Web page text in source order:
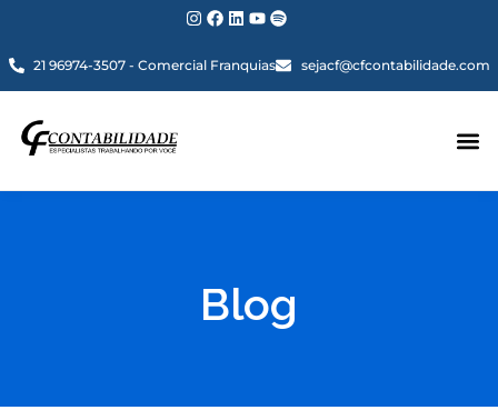
21 96974-3507 - Comercial Franquias sejacf@cfcontabilidade.com
Blog